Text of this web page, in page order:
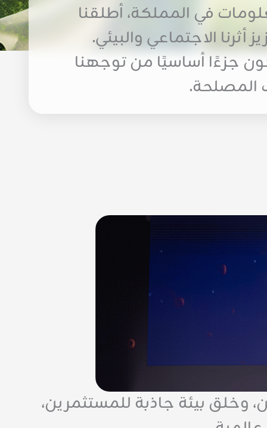
المعلومات في المملكة، أطلقنا
الاجتماعي والبيئي.
جزءًا أساسيًا من توجهنا
المصلحة.
وخلق بيئة جاذبة للمستثمرين،